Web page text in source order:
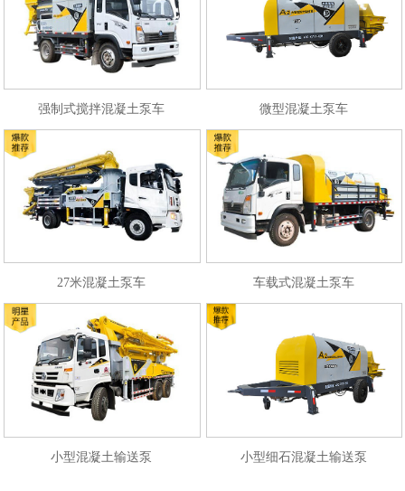
强制式搅拌混凝土泵车 微型混凝土泵车
27米混凝土泵车 车载式混凝土泵车
小型混凝土输送泵 小型细石混凝土输送泵